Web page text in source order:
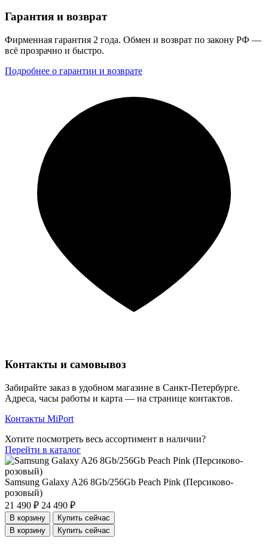
Гарантия и возврат
Фирменная гарантия 2 года. Обмен и возврат по закону РФ —
всё прозрачно и быстро.
Подробнее о гарантии и возврате
Контакты и самовывоз
Забирайте заказ в удобном магазине в Санкт-Петербурге.
Адреса, часы работы и карта — на странице контактов.
Контакты MiPort
Хотите посмотреть весь ассортимент в наличии?
Перейти в каталог
Samsung Galaxy A26 8Gb/256Gb Peach Pink (Персиково-
розовый)
21 490 ₽ 24 490 ₽
В корзину
Купить сейчас
В корзину
Купить сейчас